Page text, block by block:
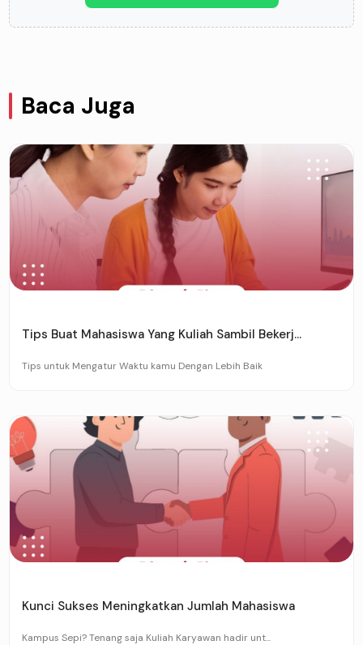
Baca Juga
Tips Buat Mahasiswa Yang Kuliah Sambil Bekerj...
Tips untuk Mengatur Waktu kamu Dengan Lebih Baik
Kunci Sukses Meningkatkan Jumlah Mahasiswa
Kampus Sepi? Tenang saja Kuliah Karyawan hadir unt...